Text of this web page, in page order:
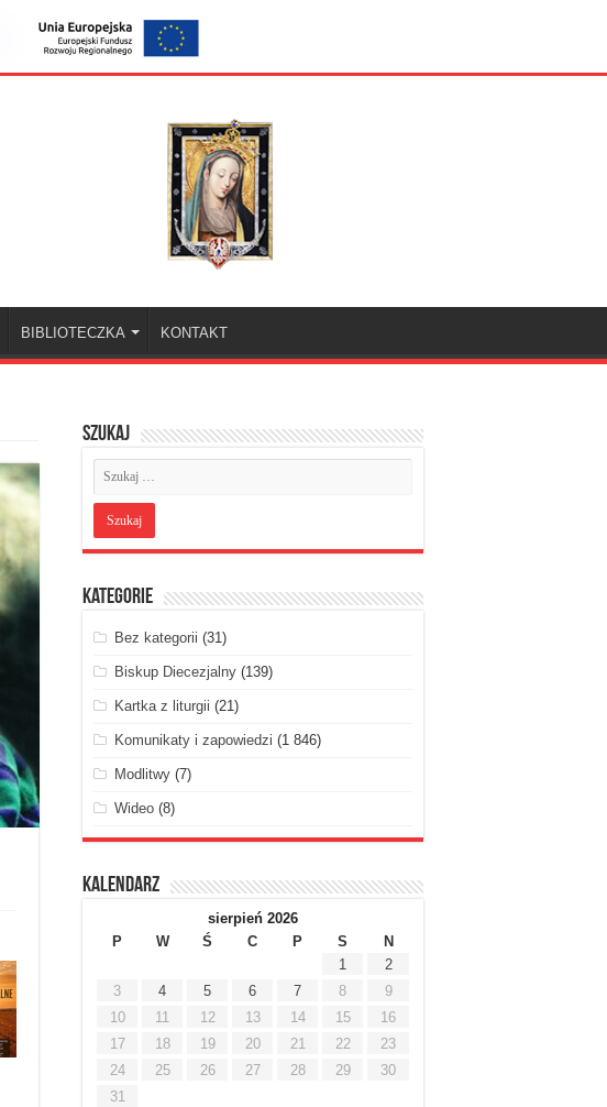
BIBLIOTECZKA KONTAKT
Szukaj
Kategorie
Bez kategorii (31)
Biskup Diecezjalny(139)
Kartka z liturgii (21)
Komunikaty i zapowiedzi (1 846)
Modlitwy(7)
Wideo(8)
Kalendarz
sierpień 2026
P
W Ś C P S
N
1
2
3
4 5 6 7 8
9
10
11 12 13 14 15
16
17
18 19 20 21 22
23
24
25 26 27 28 29
30
31